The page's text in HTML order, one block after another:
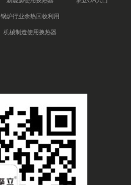
锅炉行业余热回收利用
机械制造使用换热器